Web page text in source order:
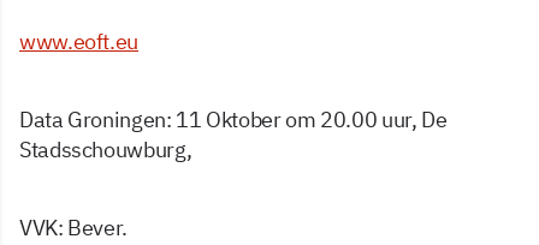
www.eoft.eu
Data Groningen: 11 Oktober om 20.00 uur, De
Stadsschouwburg,
VVK: Bever.